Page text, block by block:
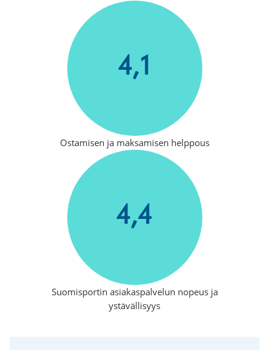
4,1
Ostamisen ja maksamisen helppous
4,4
Suomisportin asiakaspalvelun nopeus ja
ystävällisyys